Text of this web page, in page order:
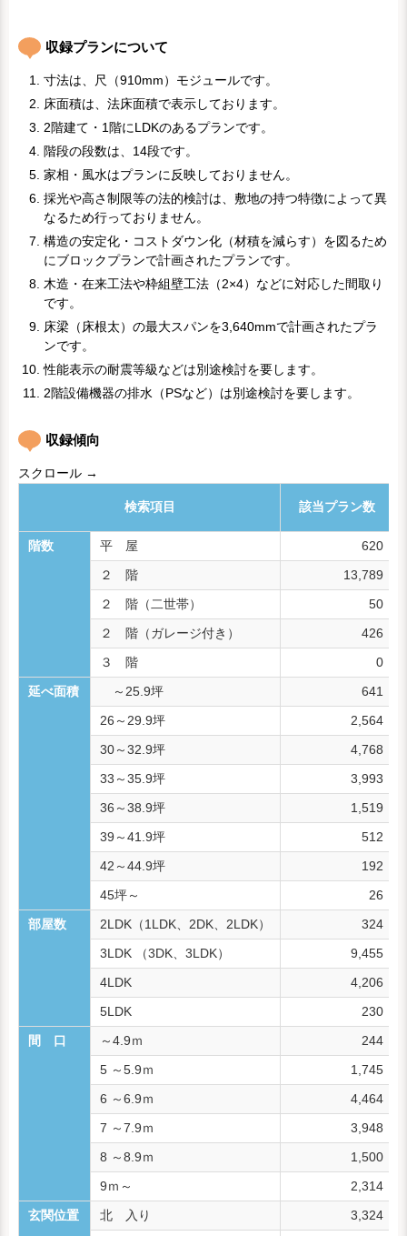
収録プランについて
寸法は、尺（910mm）モジュールです。
床面積は、法床面積で表示しております。
2階建て・1階にLDKのあるプランです。
階段の段数は、14段です。
家相・風水はプランに反映しておりません。
採光や高さ制限等の法的検討は、敷地の持つ特徴によって異
なるため行っておりません。
構造の安定化・コストダウン化（材積を減らす）を図るため
にブロックプランで計画されたプランです。
木造・在来工法や枠組壁工法（2×4）などに対応した間取り
です。
床梁（床根太）の最大スパンを3,640mmで計画されたプラ
ンです。
性能表示の耐震等級などは別途検討を要します。
2階設備機器の排水（PSなど）は別途検討を要します。
収録傾向
スクロール →
検索項目 該当プラン数
階数
平 屋
620
２ 階
13,789
２ 階（二世帯）
50
２ 階（ガレージ付き）
426
３ 階
0
延べ面積
～25.9坪
641
26～29.9坪
2,564
30～32.9坪
4,768
33～35.9坪
3,993
36～38.9坪
1,519
39～41.9坪
512
42～44.9坪
192
45坪～
26
部屋数
2LDK（1LDK、2DK、2LDK）
324
3LDK （3DK、3LDK）
9,455
4LDK
4,206
5LDK
230
間 口
～4.9ｍ
244
5 ～5.9ｍ
1,745
6 ～6.9ｍ
4,464
7 ～7.9ｍ
3,948
8 ～8.9ｍ
1,500
9ｍ～
2,314
玄関位置
北 入り
3,324